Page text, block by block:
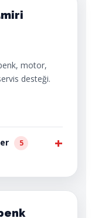
motor,
desteği.
5